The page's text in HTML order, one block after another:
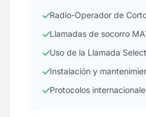
Radio-Operador de
Llamadas de socorro
Uso de la Llamada
Instalación y
Protocolos